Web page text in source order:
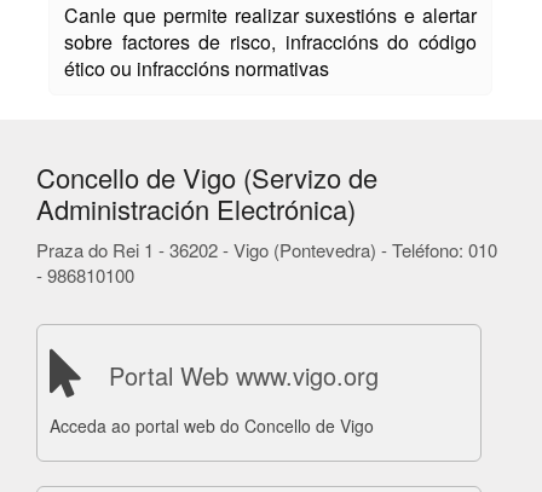
Canle que permite realizar suxestións e alertar
sobre factores de risco, infraccións do código
ético ou infraccións normativas
Concello de Vigo (Servizo de
Administración Electrónica)
Praza do Rei 1 - 36202 - Vigo (Pontevedra) - Teléfono: 010
- 986810100
Portal Web www.vigo.org
Acceda ao portal web do Concello de Vigo